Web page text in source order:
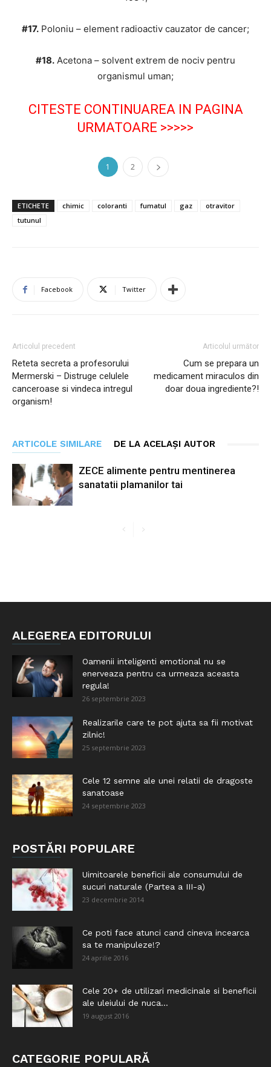
#17. Poloniu – element radioactiv cauzator de cancer;
#18. Acetona – solvent extrem de nociv pentru
organismul uman;
CITESTE CONTINUAREA IN PAGINA
URMATOARE >>>>>
1 2
ETICHETE chimic coloranti fumatul gaz
otravitor
tutunul
Facebook Twitter
Articolul precedent
Reteta secreta a profesorului
Mermerski – Distruge celulele
canceroase si vindeca intregul
organism!
Articolul următor
Cum se prepara un
medicament miraculos din
doar doua ingrediente?!
ARTICOLE SIMILARE DE LA ACELAȘI AUTOR
ZECE alimente pentru mentinerea
sanatatii plamanilor tai
ALEGEREA EDITORULUI
Oamenii inteligenti emotional nu se
enerveaza pentru ca urmeaza aceasta
regula!
26 septembrie 2023
Realizarile care te pot ajuta sa fii motivat
zilnic!
25 septembrie 2023
Cele 12 semne ale unei relatii de dragoste
sanatoase
24 septembrie 2023
POSTĂRI POPULARE
Uimitoarele beneficii ale consumului de
sucuri naturale (Partea a III-a)
23 decembrie 2014
Ce poti face atunci cand cineva incearca
sa te manipuleze!?
24 aprilie 2016
Cele 20+ de utilizari medicinale si beneficii
ale uleiului de nuca...
19 august 2016
CATEGORIE POPULARĂ